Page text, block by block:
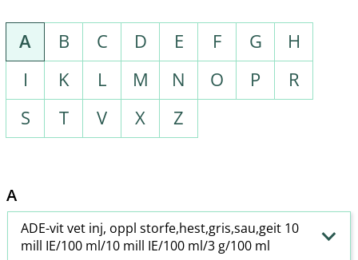
A B C D E F G
H
I
K L M N O P
R
S
T V X Z
A
ADE-vit vet inj, oppl storfe,hest,gris,sau,geit 10
mill IE/100 ml/10 mill IE/100 ml/3 g/100 ml